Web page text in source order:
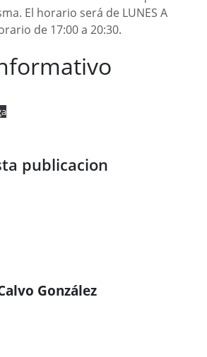
El horario será de LUNES A
de 17:00 a 20:30.
publicacion
González